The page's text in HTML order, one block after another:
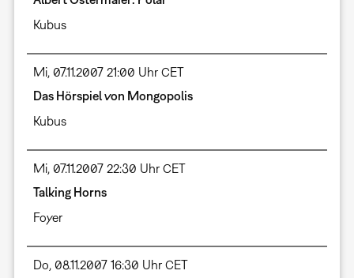
Kubus
Mi, 07.11.2007 21:00 Uhr CET
Das Hörspiel von Mongopolis
Kubus
Mi, 07.11.2007 22:30 Uhr CET
Talking Horns
Foyer
Do, 08.11.2007 16:30 Uhr CET